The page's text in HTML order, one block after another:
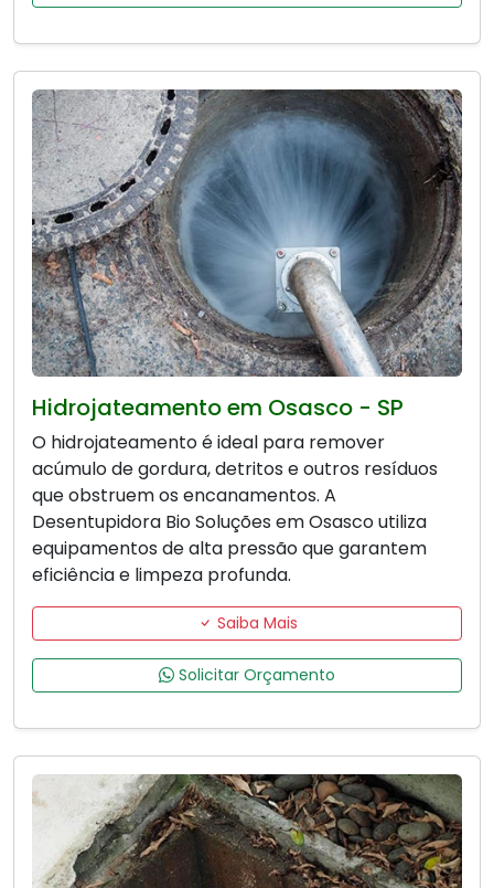
Hidrojateamento em Osasco - SP
O hidrojateamento é ideal para remover
acúmulo de gordura, detritos e outros resíduos
que obstruem os encanamentos. A
Desentupidora Bio Soluções em Osasco utiliza
equipamentos de alta pressão que garantem
eficiência e limpeza profunda.
Saiba Mais
Solicitar Orçamento